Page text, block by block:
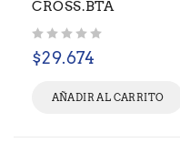
CROSS.BTA
$29.674
AÑADIR AL CARRITO